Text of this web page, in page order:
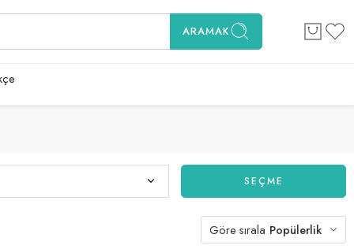
ARAMAK
SEÇME
Göre sırala Popülerlik